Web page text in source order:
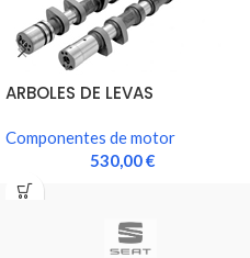
ARBOLES DE LEVAS
(medium)
Componentes de motor
530,00€